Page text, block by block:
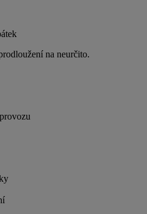
na neurčito.